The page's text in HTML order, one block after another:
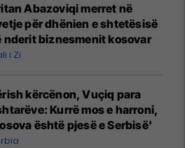
Abazoviqi merret në
për dhënien e shtetësisë
nderit biznesmenit kosovar
i Zi
kërcënon, Vuçiq para
Kurrë mos e harroni,
është pjesë e Serbisë'